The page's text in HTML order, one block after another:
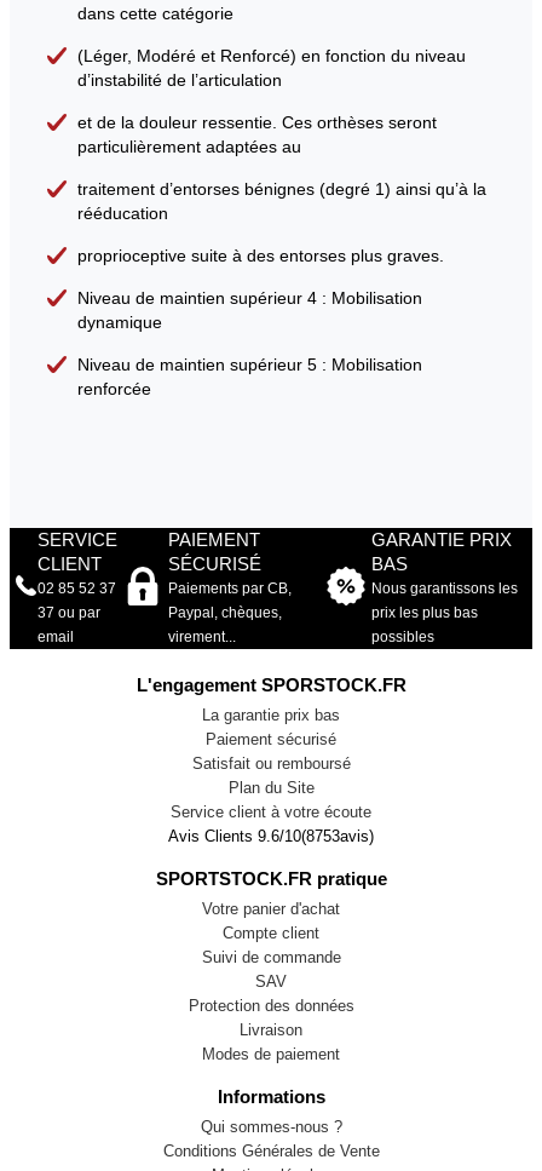
dans cette catégorie
(Léger, Modéré et Renforcé) en fonction du niveau
d’instabilité de l’articulation
et de la douleur ressentie. Ces orthèses seront
particulièrement adaptées au
traitement d’entorses bénignes (degré 1) ainsi qu’à la
rééducation
proprioceptive suite à des entorses plus graves.
Niveau de maintien supérieur 4 : Mobilisation
dynamique
Niveau de maintien supérieur 5 : Mobilisation
renforcée
SERVICE
CLIENT
02 85 52 37
37 ou par
email
PAIEMENT
SÉCURISÉ
Paiements par CB,
Paypal, chèques,
virement...
GARANTIE PRIX
BAS
Nous garantissons les
prix les plus bas
possibles
L'engagement SPORSTOCK.FR
La garantie prix bas
Paiement sécurisé
Satisfait ou remboursé
Plan du Site
Service client à votre écoute
Avis Clients 9.6/10(8753avis)
SPORTSTOCK.FR pratique
Votre panier d'achat
Compte client
Suivi de commande
SAV
Protection des données
Livraison
Modes de paiement
Informations
Qui sommes-nous ?
Conditions Générales de Vente